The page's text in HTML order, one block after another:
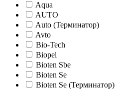
Aqua
AUTO
Auto (Терминатор)
Avto
Bio-Tech
Biopel
Bioten Sbe
Bioten Se
Bioten Se (Терминатор)